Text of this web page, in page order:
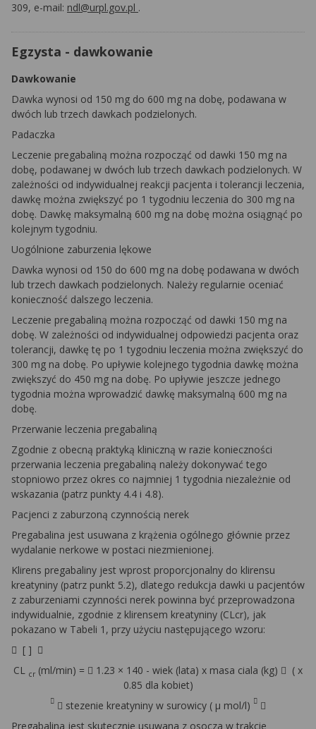
309, e-mail: ndl@urpl.gov.pl .
Egzysta - dawkowanie
Dawkowanie
Dawka wynosi od 150 mg do 600 mg na dobę, podawana w
dwóch lub trzech dawkach podzielonych.
Padaczka
Leczenie pregabaliną można rozpocząć od dawki 150 mg na
dobę, podawanej w dwóch lub trzech dawkach podzielonych. W
zależności od indywidualnej reakcji pacjenta i tolerancji leczenia,
dawkę można zwiększyć po 1 tygodniu leczenia do 300 mg na
dobę. Dawkę maksymalną 600 mg na dobę można osiągnąć po
kolejnym tygodniu.
Uogólnione zaburzenia lękowe
Dawka wynosi od 150 do 600 mg na dobę podawana w dwóch
lub trzech dawkach podzielonych. Należy regularnie oceniać
konieczność dalszego leczenia.
Leczenie pregabaliną można rozpocząć od dawki 150 mg na
dobę. W zależności od indywidualnej odpowiedzi pacjenta oraz
tolerancji, dawkę tę po 1 tygodniu leczenia można zwiększyć do
300 mg na dobę. Po upływie kolejnego tygodnia dawkę można
zwiększyć do 450 mg na dobę. Po upływie jeszcze jednego
tygodnia można wprowadzić dawkę maksymalną 600 mg na
dobę.
Przerwanie leczenia pregabaliną
Zgodnie z obecną praktyką kliniczną w razie konieczności
przerwania leczenia pregabaliną należy dokonywać tego
stopniowo przez okres co najmniej 1 tygodnia niezależnie od
wskazania (patrz punkty 4.4 i 4.8).
Pacjenci z zaburzoną czynnością nerek
Pregabalina jest usuwana z krążenia ogólnego głównie przez
wydalanie nerkowe w postaci niezmienionej.
Klirens pregabaliny jest wprost proporcjonalny do klirensu
kreatyniny (patrz punkt 5.2), dlatego redukcja dawki u pacjentów
z zaburzeniami czynności nerek powinna być przeprowadzona
indywidualnie, zgodnie z klirensem kreatyniny (CLcr), jak
pokazano w Tabeli 1, przy użyciu następującego wzoru:
 [ ] 
CL cr (ml/min) =  1.23 × 140 - wiek (lata) x masa ciala (kg)  ( x
0.85 dla kobiet)
  stezenie kreatyniny w surowicy ( µ mol/l)  
Pregabalina jest skutecznie usuwana z osocza w trakcie